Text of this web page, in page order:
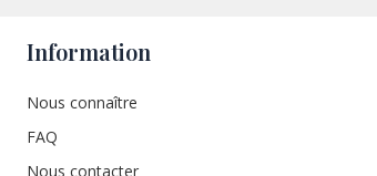
Information
Nous connaître
FAQ
Nous contacter